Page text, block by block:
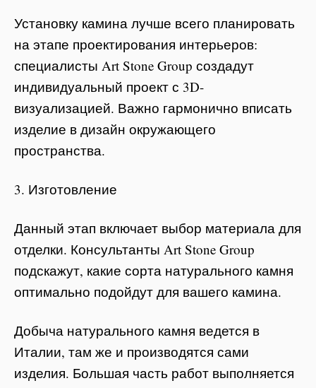
Установку камина лучше всего планировать
на этапе проектирования интерьеров:
специалисты Art Stone Group создадут
индивидуальный проект с 3D-
визуализацией. Важно гармонично вписать
изделие в дизайн окружающего
пространства.
3. Изготовление
Данный этап включает выбор материала для
отделки. Консультанты Art Stone Group
подскажут, какие сорта натурального камня
оптимально подойдут для вашего камина.
Добыча натурального камня ведется в
Италии, там же и производятся сами
изделия. Большая часть работ выполняется